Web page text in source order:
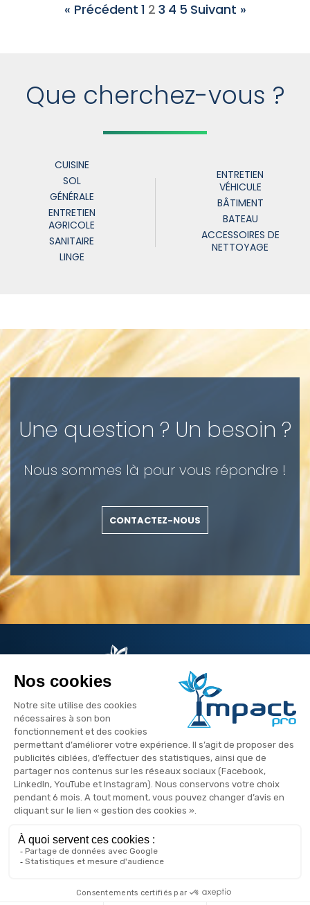
« Précédent 1 2 3 4 5 Suivant »
Que cherchez-vous ?
CUISINE
SOL
GÉNÉRALE
ENTRETIEN
AGRICOLE
SANITAIRE
LINGE
ENTRETIEN
VÉHICULE
BÂTIMENT
BATEAU
ACCESSOIRES DE
NETTOYAGE
Une question ? Un besoin ?
Nous sommes là pour vous répondre !
CONTACTEZ-NOUS
Suivez-nous
ZAC les Jardins d'Entreprise
11 rue Réaumur
28000 Chartres
+ 33 (0)2 34 40 08 23
de 9 h à 18 h